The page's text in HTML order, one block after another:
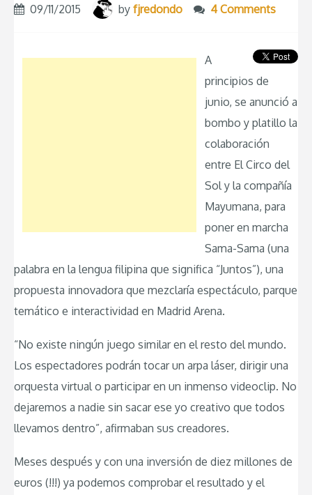
09/11/2015 by fjredondo 4 Comments
A
principios de
junio, se anunció a
bombo y platillo la
colaboración
entre El Circo del
Sol y la compañía
Mayumana, para
poner en marcha
Sama-Sama (una
palabra en la lengua filipina que significa “Juntos”), una
propuesta innovadora que mezclaría espectáculo, parque
temático e interactividad en Madrid Arena.
“No existe ningún juego similar en el resto del mundo.
Los espectadores podrán tocar un arpa láser, dirigir una
orquesta virtual o participar en un inmenso videoclip. No
dejaremos a nadie sin sacar ese yo creativo que todos
llevamos dentro”, afirmaban sus creadores.
Meses después y con una inversión de diez millones de
euros (!!!) ya podemos comprobar el resultado y el